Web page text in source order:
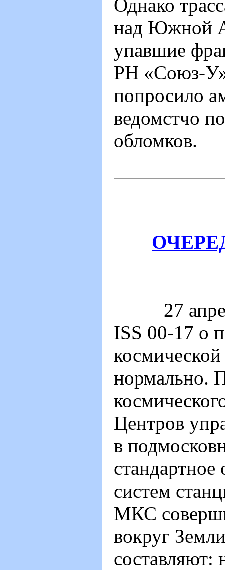
Однако
над Южной
упавшие
РН «Союз-
попросило
ведомстчо
обломков.
27 апреля
ISS 00-17 о
нормально.
Центров
в
систем
МКС
вокруг
составляют: